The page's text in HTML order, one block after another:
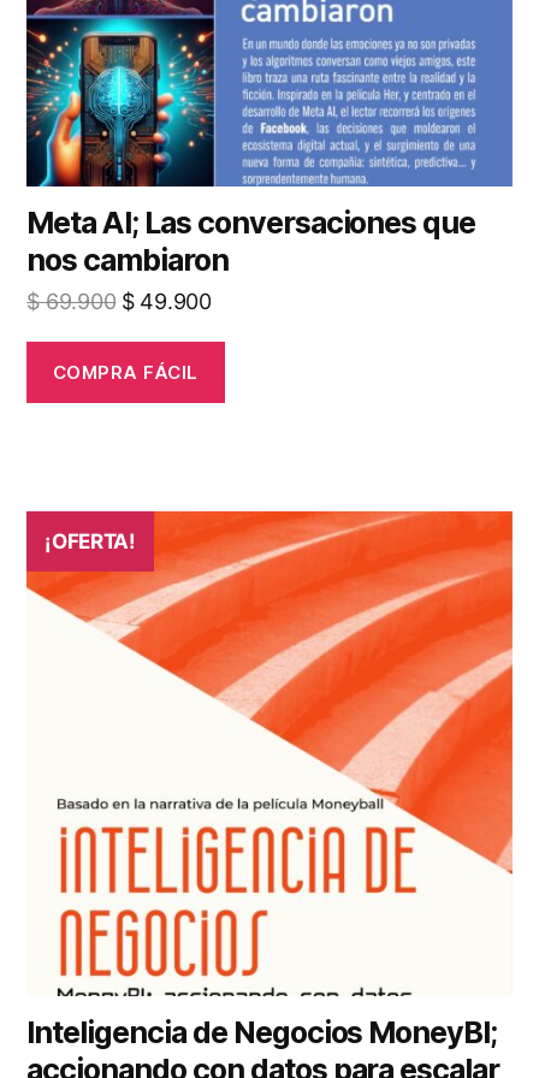
Meta AI; Las conversaciones que
nos cambiaron
$69.900 El
original
era:
$49.900El
es:
COMPRA FÁCIL
¡OFERTA!
Inteligencia de Negocios MoneyBI;
accionando con datos para escalar